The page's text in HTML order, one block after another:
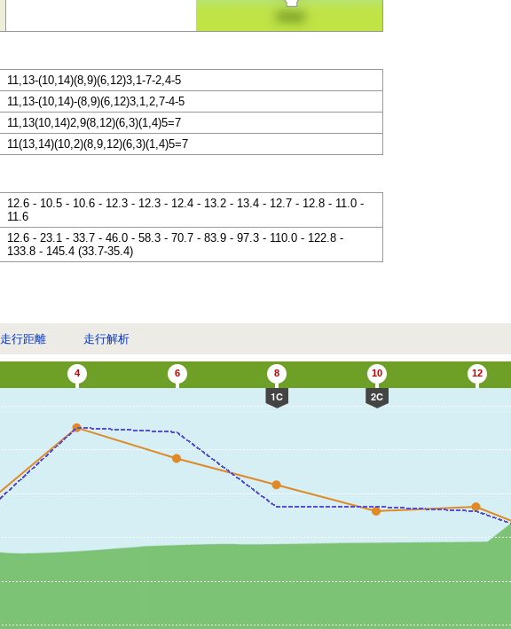
11,13-(10,14)(8,9)(6,12)3,1-7-2,4-5
11,13-(10,14)-(8,9)(6,12)3,1,2,7-4-5
11,13(10,14)2,9(8,12)(6,3)(1,4)5=7
11(13,14)(10,2)(8,9,12)(6,3)(1,4)5=7
12.6 - 10.5 - 10.6 - 12.3 - 12.3 - 12.4 - 13.2 - 13.4 - 12.7 - 12.8 - 11.0 -
11.6
12.6 - 23.1 - 33.7 - 46.0 - 58.3 - 70.7 - 83.9 - 97.3 - 110.0 - 122.8 -
133.8 - 145.4 (33.7-35.4)
走行距離 走行解析
4 6 8
1C
10
2C
12